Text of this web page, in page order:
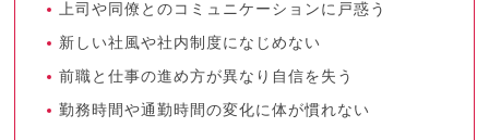
上司や同僚とのコミュニケーションに戸惑う
新しい社風や社内制度になじめない
前職と仕事の進め方が異なり自信を失う
勤務時間や通勤時間の変化に体が慣れない